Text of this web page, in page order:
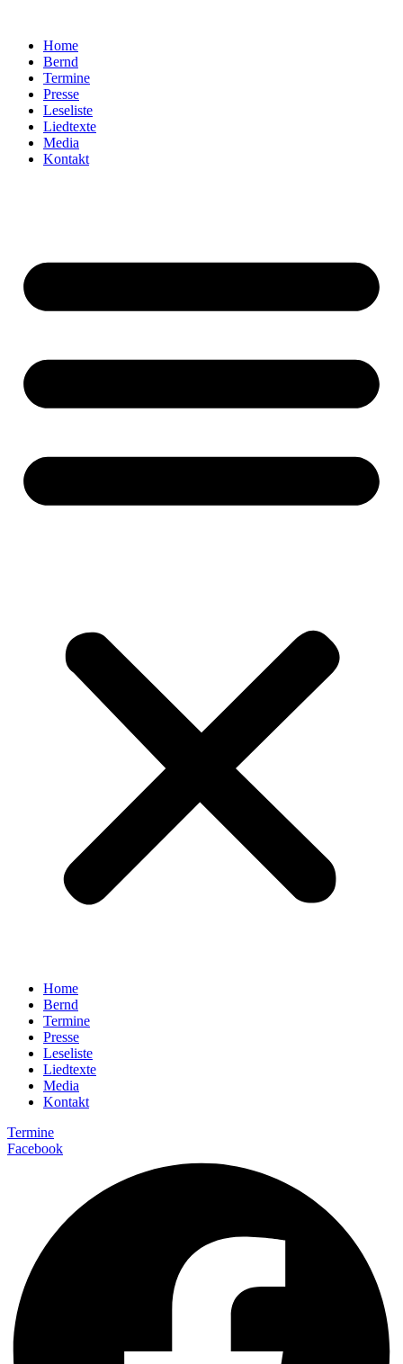
Home
Bernd
Termine
Presse
Leseliste
Liedtexte
Media
Kontakt
Home
Bernd
Termine
Presse
Leseliste
Liedtexte
Media
Kontakt
Termine
Facebook